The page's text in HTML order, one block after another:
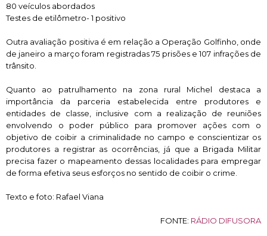
80 veículos abordados
Testes de etilômetro- 1 positivo
Outra avaliação positiva é em relação a Operação Golfinho, onde
de janeiro a março foram registradas 75 prisões e 107 infrações de
trânsito.
Quanto ao patrulhamento na zona rural Michel destaca a
importância da parceria estabelecida entre produtores e
entidades de classe, inclusive com a realização de reuniões
envolvendo o poder público para promover ações com o
objetivo de coibir a criminalidade no campo e conscientizar os
produtores a registrar as ocorrências, já que a Brigada Militar
precisa fazer o mapeamento dessas localidades para empregar
de forma efetiva seus esforços no sentido de coibir o crime.
Texto e foto: Rafael Viana
FONTE: RÁDIO DIFUSORA